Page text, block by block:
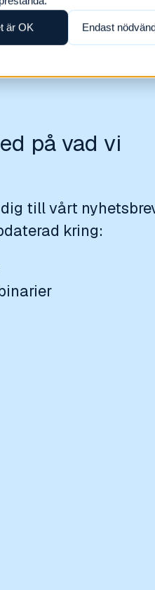
är OK Endast
Våra lösningar
på vad vi
till vårt
kring: